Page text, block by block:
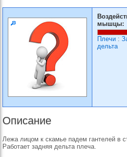
мышцы:
Плечи :
дельта
Описание
Лежа лицом к скамье падем гантелей в
Работает задняя дельта плеча.